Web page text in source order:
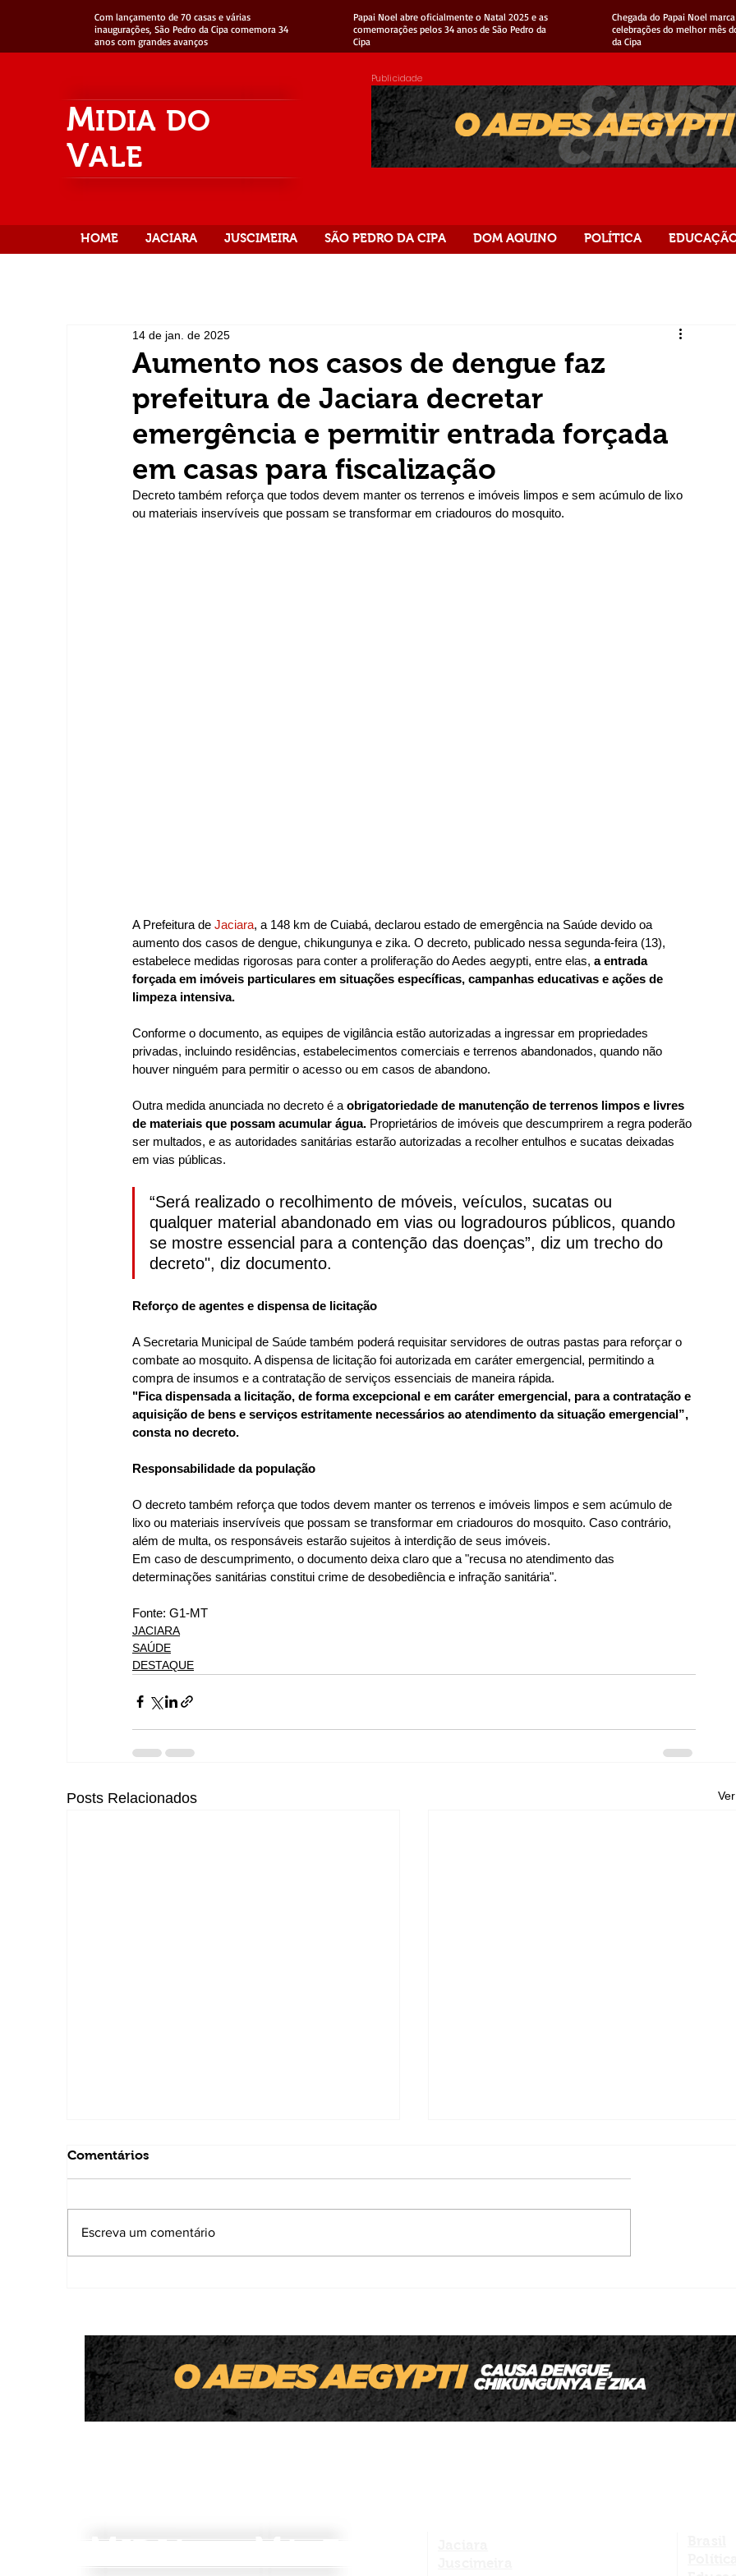
Com lançamento de 70 casas e várias
inaugurações, São Pedro da Cipa comemora 34
anos com grandes avanços
Papai Noel abre oficialmente o Natal 2025 e as
comemorações pelos 34 anos de São Pedro da
Cipa
Chegada do Papai Noel
celebrações do melhor mês
da Cipa
MIDIA DO
VALE
Publicidade
HOME JACIARA JUSCIMEIRA SÃO PEDRO DA CIPA DOM AQUINO POLÍTICA
Aumento nos casos de dengue faz
prefeitura de Jaciara decretar
emergência e permitir entrada forçada
em casas para fiscalização
14 de jan. de 2025
Decreto também reforça que todos devem manter os terrenos e imóveis limpos e sem acúmulo de lixo
ou materiais inservíveis que possam se transformar em criadouros do mosquito.
A Prefeitura de Jaciara, a 148 km de Cuiabá, declarou estado de emergência na Saúde devido oa
aumento dos casos de dengue, chikungunya e zika. O decreto, publicado nessa segunda-feira (13),
estabelece medidas rigorosas para conter a proliferação do Aedes aegypti, entre elas, a entrada
forçada em imóveis particulares em situações específicas, campanhas educativas e ações de
limpeza intensiva.
Conforme o documento, as equipes de vigilância estão autorizadas a ingressar em propriedades
privadas, incluindo residências, estabelecimentos comerciais e terrenos abandonados, quando não
houver ninguém para permitir o acesso ou em casos de abandono.
Outra medida anunciada no decreto é a obrigatoriedade de manutenção de terrenos limpos e livres
de materiais que possam acumular água. Proprietários de imóveis que descumprirem a regra poderão
ser multados, e as autoridades sanitárias estarão autorizadas a recolher entulhos e sucatas deixadas
em vias públicas.
“Será realizado o recolhimento de móveis, veículos, sucatas ou
qualquer material abandonado em vias ou logradouros públicos, quando
se mostre essencial para a contenção das doenças”, diz um trecho do
decreto", diz documento.
Reforço de agentes e dispensa de licitação
A Secretaria Municipal de Saúde também poderá requisitar servidores de outras pastas para reforçar o
combate ao mosquito. A dispensa de licitação foi autorizada em caráter emergencial, permitindo a
compra de insumos e a contratação de serviços essenciais de maneira rápida.
"Fica dispensada a licitação, de forma excepcional e em caráter emergencial, para a contratação e
aquisição de bens e serviços estritamente necessários ao atendimento da situação emergencial”,
consta no decreto.
Responsabilidade da população
O decreto também reforça que todos devem manter os terrenos e imóveis limpos e sem acúmulo de
lixo ou materiais inservíveis que possam se transformar em criadouros do mosquito. Caso contrário,
além de multa, os responsáveis estarão sujeitos à interdição de seus imóveis.
Em caso de descumprimento, o documento deixa claro que a "recusa no atendimento das
determinações sanitárias constitui crime de desobediência e infração sanitária".
Fonte: G1-MT
JACIARA
SAÚDE
DESTAQUE
Posts Relacionados
Homem é preso por atirar em gatos com
'arma de brinquedo'; um animal morreu
Prefeitura de São Pedro da Cipa lança
REFIS 2026 com até 100% de desconto
em juros e multas
Comentários
Escreva um comentário
MIDIA VALE